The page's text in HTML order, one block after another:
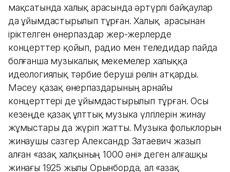
мақсатында халық арасында әртүрлі байқаулар
да ұйымдастырылып тұрған. Халық арасынан
іріктелген өнерпаздар жер-жерлерде
концерттер қойып, радио мен теледидар пайда
болғанша музыкалық мекемелер халыққа
идеологиялық тәрбие беруші рөлін атқарды.
Мәсеу қазақ өнерпаздарының арнайы
концерттері де ұйымдастырылып тұрған. Осы
кезеңде қазақ ұлттық музыка үлгілерін жинау
жұмыстары да жүріп жатты. Музыка фольклорын
жинаушы сазгер Александр Затаевич жазып
алған «Қазақ халқының 1000 әні» деген алғашқы
жинағы 1925 жылы Орынборда, ал «Қазақ